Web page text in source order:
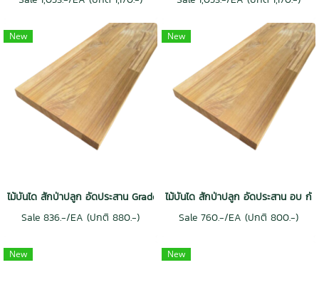
New
ไม้บันได สักป่าปลูก อัดประสาน Grade AAA
Sale 836.-/EA (ปกติ 880.-)
New
ไม้บันได สักป่าปลูก อัดประสาน อบ กั
Sale 760.-/EA (ปกติ 800.-)
New New